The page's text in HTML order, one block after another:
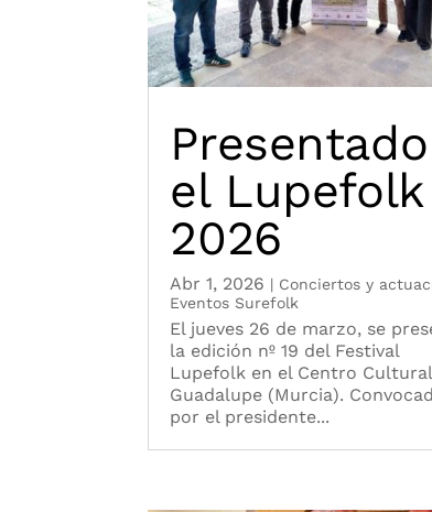
Presentado
el Lupefolk
2026
Abr 1, 2026 | Conciertos y
Eventos Surefolk
El jueves 26 de marzo, se
la edición nº 19 del Festival
Lupefolk en el Centro
Guadalupe (Murcia).
por el presidente...